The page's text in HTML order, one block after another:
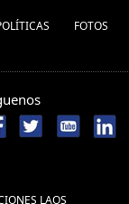
FOTOS
LAOS